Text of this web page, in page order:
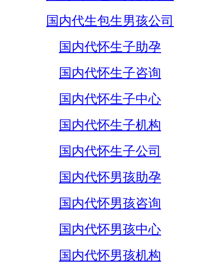
国内代生包生男孩公司
国内代怀生子助孕
国内代怀生子咨询
国内代怀生子中心
国内代怀生子机构
国内代怀生子公司
国内代怀男孩助孕
国内代怀男孩咨询
国内代怀男孩中心
国内代怀男孩机构